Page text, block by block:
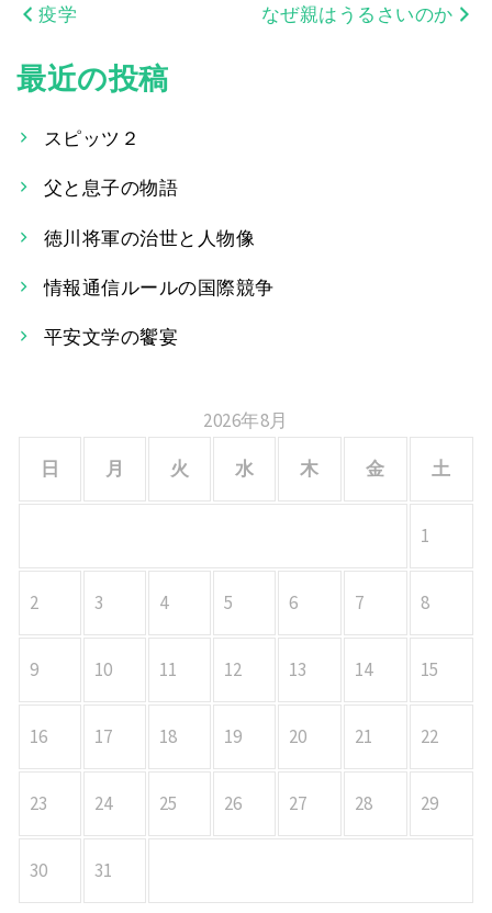
投
稿
ビ
ゲ
ー
シ
ョ
疫学 なぜ親はうるさいのか
最近の投稿
スピッツ２
父と息子の物語
徳川将軍の治世と人物像
情報通信ルールの国際競争
平安文学の饗宴
2026年8月
日
月 火 水 木 金 土
1
2 3 4 5 6 7 8
9 10 11 12 13 14 15
16 17 18 19 20 21 22
23 24 25 26 27 28 29
30 31